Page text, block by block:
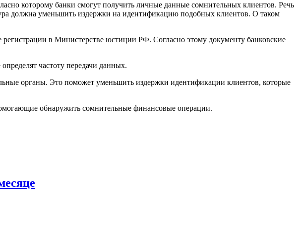
которому банки смогут получить личные данные сомнительных клиентов. Речь
должна уменьшить издержки на идентификацию подобных клиентов. О таком
в Министерстве юстиции РФ. Согласно этому документу банковские
частоту передачи данных.
органы. Это поможет уменьшить издержки идентификации клиентов, которые
обнаружить сомнительные финансовые операции.